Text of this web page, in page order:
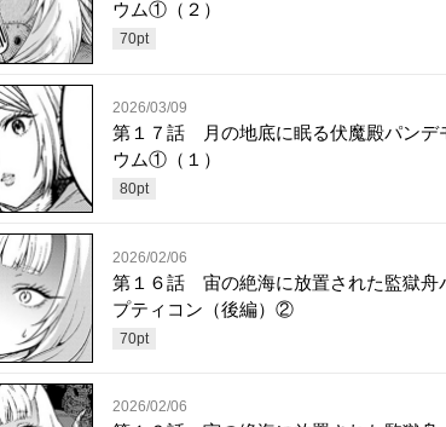
ウム①（２）
70pt
2026/03/09
第１７話 月の地底に眠る伏魔殿パンデ
ウム①（１）
80pt
2026/02/06
第１６話 宙の絶海に放置された監獄舟
プティコン（後編）②
70pt
2026/02/06